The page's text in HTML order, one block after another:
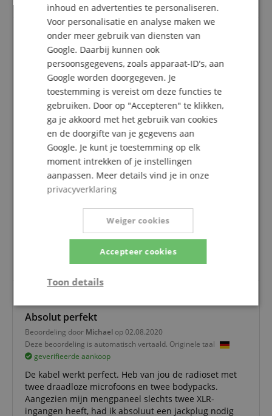
xlr kabel
Beoordeling doorl.f.op 24.02.2022
geverifieerde aankoop
een geweldige kabel voor een lage prijs. zelfs
aliexpress kan hier niet aan tippen. goed bezig
mensen!!! deze muziek winkel is top!!
Goede kwaliteit, goedkoop en snel
Beoordeling doorKlausop 18.03.2021
Deze beoordeling is automatisch vertaald. Originele taal
geverifieerde aankoop
De levering werd zoals altijd snel voltooid. De
goederen zijn van zeer goede kwaliteit. Steeds weer
Absolut perfekt
Beoordeling door Michael op 02.08.2020
Deze beoordeling is automatisch vertaald. Originele taal
geverifieerde aankoop
De kabel werkt perfect. Heb van jou de radioset met
twee draadloze microfoons en twee bodypacks.
Aangezien mijn mengpaneel slechts twee XLR-
ingangen heeft, had ik absoluut een jackplug nodig
SPANISH
inhoud en advertenties te personaliseren.
Voor personalisatie en analyse maken we
onder meer gebruik van diensten van
Google. Daarbij kunnen ook
persoonsgegevens, zoals apparaat-ID's, aan
Google worden doorgegeven. Je
toestemming is vereist om deze functies te
gebruiken. Door op "Accepteren" te klikken,
ga je akkoord met het gebruik van cookies
en de doorgifte van je gegevens aan
Google. Je kunt je toestemming op elk
moment intrekken of je instellingen
aanpassen. Meer details vind je in onze
privacyverklaring
Accepteer cookies
Weiger cookies
Toon details
Strikt
noodzakelijk
Prestatie Gericht op
Functionaliteit
geclassificeerd